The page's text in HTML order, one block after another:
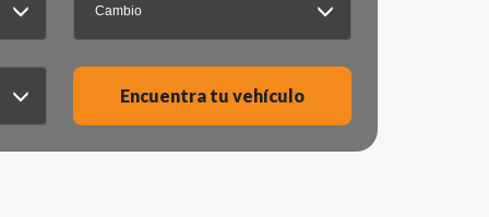
Cambio
Encuentra tu vehículo